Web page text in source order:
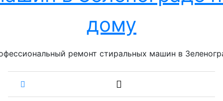
дому
ремонт стиральных машин в